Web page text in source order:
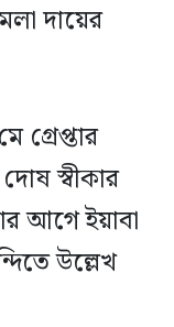
দায়ের
স্বীকার
আগে ইয়াবা
উল্লেখ